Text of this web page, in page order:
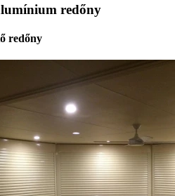
redőny
redőny